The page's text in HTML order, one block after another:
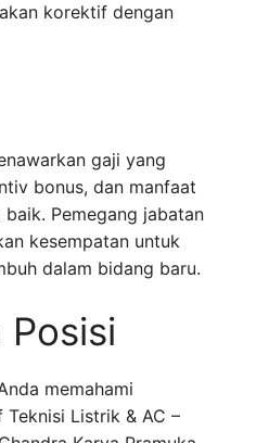
korektif dengan
gaji yang
bonus, dan manfaat
baik. Pemegang jabatan
kesempatan untuk
dalam bidang baru.
Posisi
memahami
Listrik & AC –